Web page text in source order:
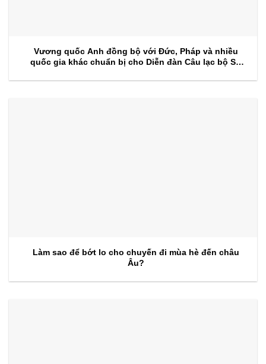
Vương quốc Anh đồng bộ với Đức, Pháp và nhiều
quốc gia khác chuẩn bị cho Diễn đàn Câu lạc bộ Sự
Làm sao để bớt lo cho chuyến đi mùa hè đến châu
Âu?